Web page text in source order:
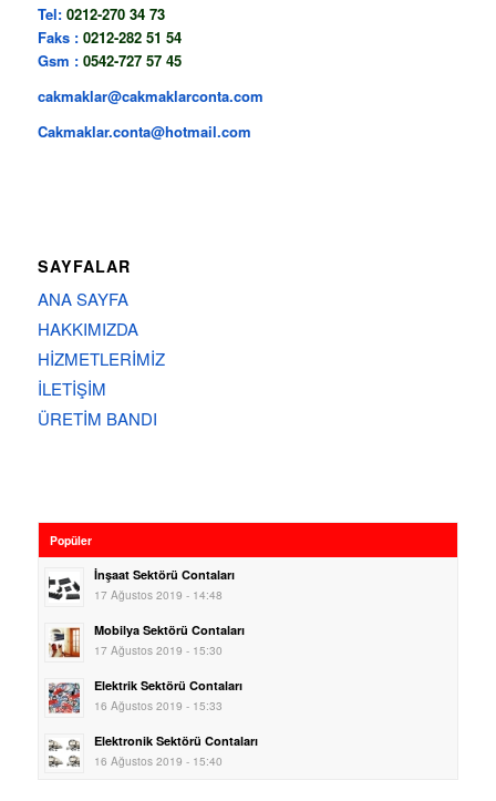
Tel: 0212-270 34 73
Faks :0212-282 51 54
Gsm : 0542-727 57 45
cakmaklar@cakmaklarconta.com
Cakmaklar.conta@hotmail.com
SAYFALAR
ANA SAYFA
HAKKIMIZDA
HİZMETLERİMİZ
İLETİŞİM
ÜRETİM BANDI
Popüler
İnşaat Sektörü Contaları
17 Ağustos 2019 - 14:48
Mobilya Sektörü Contaları
17 Ağustos 2019 - 15:30
Elektrik Sektörü Contaları
16 Ağustos 2019 - 15:33
Elektronik Sektörü Contaları
16 Ağustos 2019 - 15:40